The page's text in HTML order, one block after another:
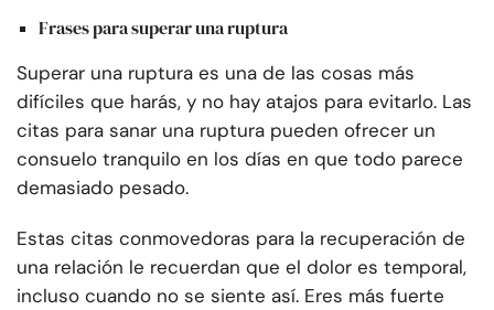
Frases para superar una ruptura
Superar una ruptura es una de las cosas más
difíciles que harás, y no hay atajos para evitarlo. Las
citas para sanar una ruptura pueden ofrecer un
consuelo tranquilo en los días en que todo parece
demasiado pesado.
Estas citas conmovedoras para la recuperación de
una relación le recuerdan que el dolor es temporal,
incluso cuando no se siente así. Eres más fuerte